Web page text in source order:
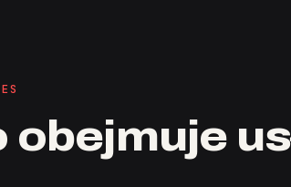
obejmuje